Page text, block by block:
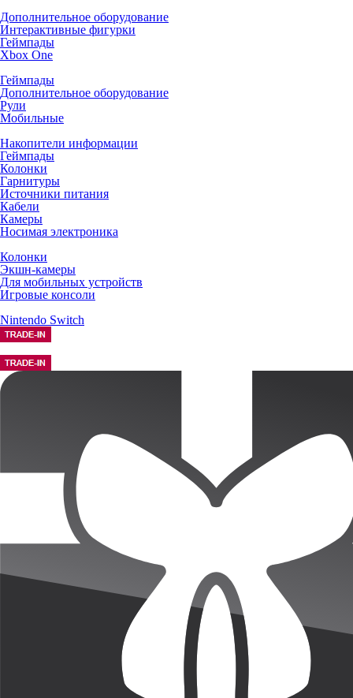
Дополнительное оборудование
Интерактивные фигурки
Геймпады
Xbox One
Геймпады
Дополнительное оборудование
Рули
Мобильные
Накопители информации
Геймпады
Колонки
Гарнитуры
Источники питания
Кабели
Камеры
Носимая электроника
Колонки
Экшн-камеры
Для мобильных устройств
Игровые консоли
Nintendo Switch